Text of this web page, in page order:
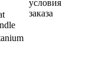
условия
заказа